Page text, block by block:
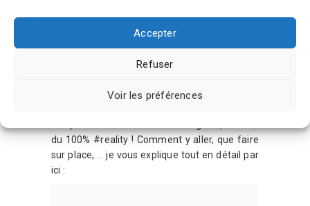
Accepter
Refuser
Voir les préférences
Comino est inhabitée. Il fut un temps où il y
avait un hôtel mais apparemment c’était
horrible d’y loger. Dans tous les cas, il a fermé
et est maintenant à l’abandon. Même si ça
touriste, l’île reste un must-do. Internet ne
du 100% #reality ! Comment y aller, que faire
sur place, … je vous explique tout en détail par
ici :